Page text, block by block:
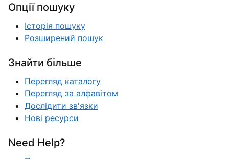
Опції пошуку
Історія пошуку
Розширений пошук
Знайти більше
Перегляд каталогу
Перегляд за алфавітом
Дослідити зв'язки
Нові ресурси
Need Help?